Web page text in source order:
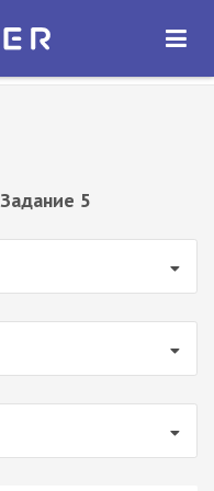
ОТКРЫТЬ
Задание 5